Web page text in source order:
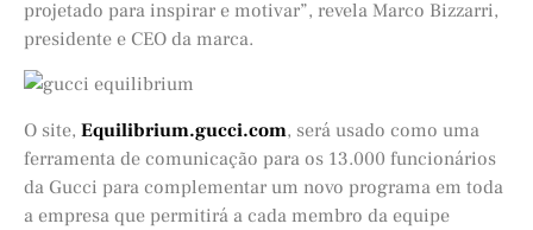
projetado para inspirar e motivar”, revela Marco Bizzarri,
presidente e CEO da marca.
O site, Equilibrium.gucci.com, será usado como uma
ferramenta de comunicação para os 13.000 funcionários
da Gucci para complementar um novo programa em toda
a empresa que permitirá a cada membro da equipe